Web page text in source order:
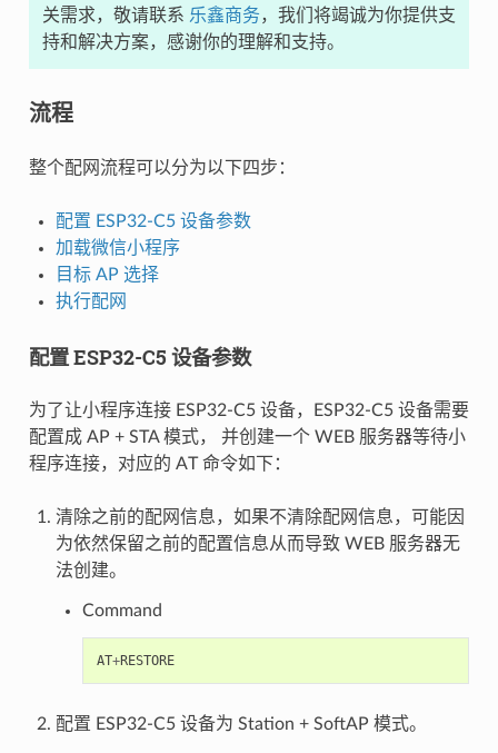
关需求，敬请联系 乐鑫商务，我们将竭诚为你提供支
持和解决方案，感谢你的理解和支持。
流程
整个配网流程可以分为以下四步：
配置 ESP32-C5 设备参数
加载微信小程序
目标 AP 选择
执行配网
配置 ESP32-C5 设备参数
为了让小程序连接 ESP32-C5 设备，ESP32-C5 设备需要
配置成 AP + STA 模式， 并创建一个 WEB 服务器等待小
程序连接，对应的 AT 命令如下：
清除之前的配网信息，如果不清除配网信息，可能因
为依然保留之前的配置信息从而导致 WEB 服务器无
法创建。
Command
AT+RESTORE
配置 ESP32-C5 设备为 Station + SoftAP 模式。